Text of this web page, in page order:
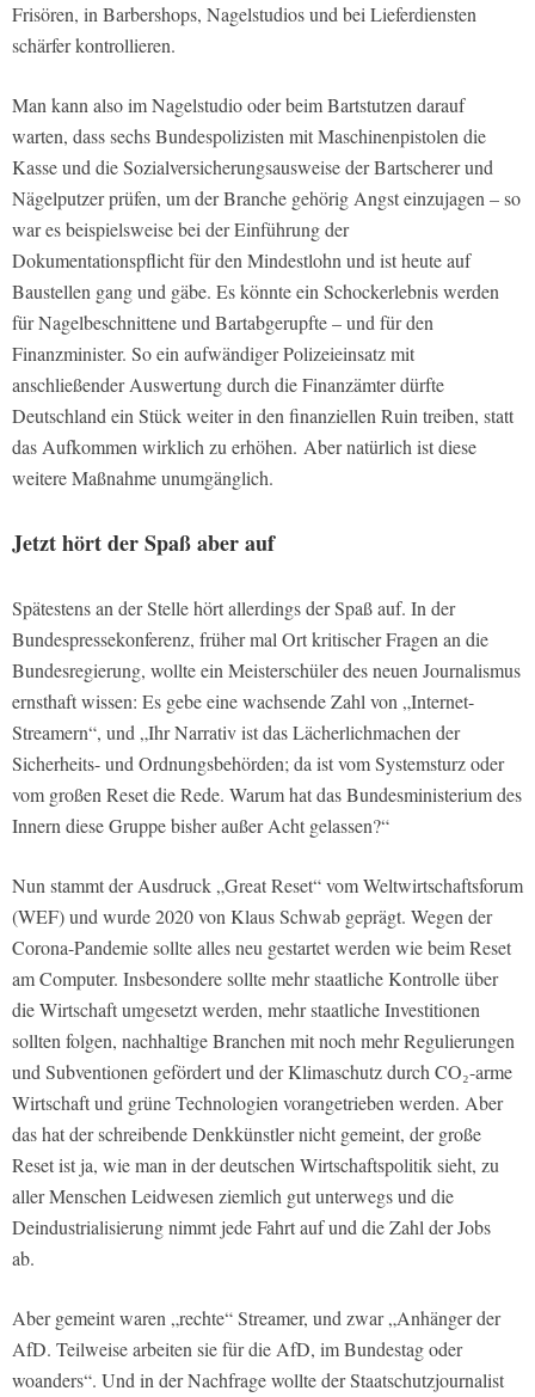
Frisören, in Barbershops, Nagelstudios und bei Lieferdiensten
schärfer kontrollieren.
Man kann also im Nagelstudio oder beim Bartstutzen darauf
warten, dass sechs Bundespolizisten mit Maschinenpistolen die
Kasse und die Sozialversicherungsausweise der Bartscherer und
Nägelputzer prüfen, um der Branche gehörig Angst einzujagen – so
war es beispielsweise bei der Einführung der
Dokumentationspflicht für den Mindestlohn und ist heute auf
Baustellen gang und gäbe. Es könnte ein Schockerlebnis werden
für Nagelbeschnittene und Bartabgerupfte – und für den
Finanzminister. So ein aufwändiger Polizeieinsatz mit
anschließender Auswertung durch die Finanzämter dürfte
Deutschland ein Stück weiter in den finanziellen Ruin treiben, statt
das Aufkommen wirklich zu erhöhen. Aber natürlich ist diese
weitere Maßnahme unumgänglich.
Jetzt hört der Spaß aber auf
Spätestens an der Stelle hört allerdings der Spaß auf. In der
Bundespressekonferenz, früher mal Ort kritischer Fragen an die
Bundesregierung, wollte ein Meisterschüler des neuen Journalismus
ernsthaft wissen: Es gebe eine wachsende Zahl von „Internet-
Streamern“, und „Ihr Narrativ ist das Lächerlichmachen der
Sicherheits- und Ordnungsbehörden; da ist vom Systemsturz oder
vom großen Reset die Rede. Warum hat das Bundesministerium des
Innern diese Gruppe bisher außer Acht gelassen?“
Nun stammt der Ausdruck „Great Reset“ vom Weltwirtschaftsforum
(WEF) und wurde 2020 von Klaus Schwab geprägt. Wegen der
Corona-Pandemie sollte alles neu gestartet werden wie beim Reset
am Computer. Insbesondere sollte mehr staatliche Kontrolle über
die Wirtschaft umgesetzt werden, mehr staatliche Investitionen
sollten folgen, nachhaltige Branchen mit noch mehr Regulierungen
und Subventionen gefördert und der Klimaschutz durch CO₂-arme
Wirtschaft und grüne Technologien vorangetrieben werden. Aber
das hat der schreibende Denkkünstler nicht gemeint, der große
Reset ist ja, wie man in der deutschen Wirtschaftspolitik sieht, zu
aller Menschen Leidwesen ziemlich gut unterwegs und die
Deindustrialisierung nimmt jede Fahrt auf und die Zahl der Jobs
ab.
Aber gemeint waren „rechte“ Streamer, und zwar „Anhänger der
AfD. Teilweise arbeiten sie für die AfD, im Bundestag oder
woanders“. Und in der Nachfrage wollte der Staatschutzjournalist